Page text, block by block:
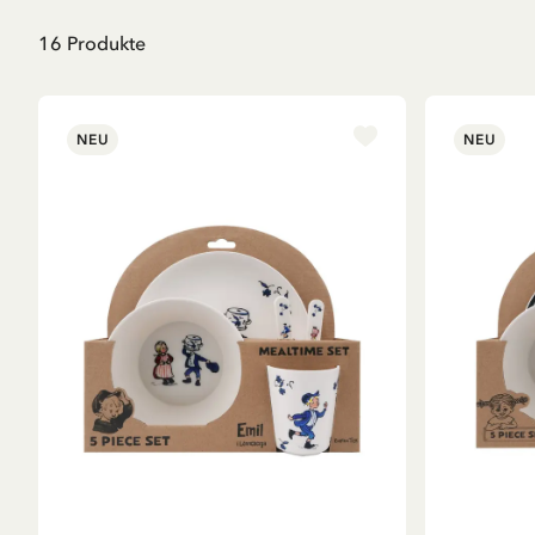
16 Produkte
NEU NEU